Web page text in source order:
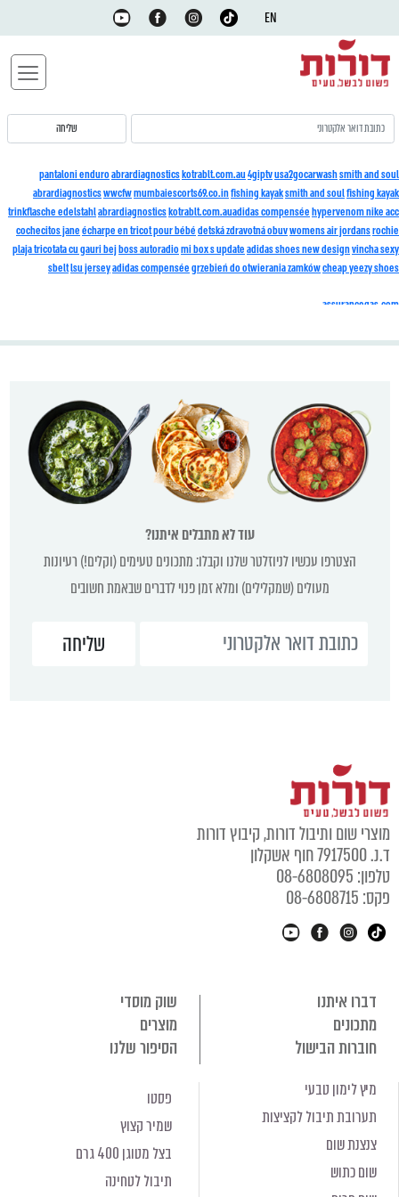
EN
pantaloni enduroabrardiagnosticskotrablt.com.au4giptvusa2gocarwashsmith and soul
abrardiagnosticswwcfwmumbaiescorts69.co.infishing kayaksmith and soulfishing kayak
trinkflasche edelstahlabrardiagnosticskotrablt.com.auadidas compenséehypervenom nike acc
cochecitos janeécharpe en tricot pour bébédetská zdravotná obuvwomens air jordansrochie
plaja tricotata cu gauri bejboss autoradiomi box s updateadidas shoes new designvincha sexy
sbeltlsu jerseyadidas compenséegrzebień do otwierania zamkówcheap yeezy shoes
assurancegas.com
globalpetbrands.co.jp
klefort.fr
aguilas cibaeñas jersey
saldi marella
aguilas cibaeñas jersey
maillardstylecenter.com
detroit lions jersey
עוד לא מתבלים איתנו?
הצטרפו עכשיו לניוזלטר שלנו וקבלו: מתכונים טעימים (וקלים!) רעיונות
מעולים (שמקלילים) ומלא זמן פנוי לדברים שבאמת חשובים
מוצרי שום ותיבול דורות, קיבוץ דורות
ד.נ. 7917500 חוף אשקלון
טלפון: 08-6808095
פקס: 08-6808715
דברו איתנו
שוק מוסדי
מתכונים
מוצרים
חוברות הבישול
הסיפור שלנו
מיץ לימון טבעי
תערובת תיבול לקציצות
צנצנת שום
שום כתוש
פסטו
שמיר קצוץ
בצל מטוגן 400 גרם
תיבול לטחינה